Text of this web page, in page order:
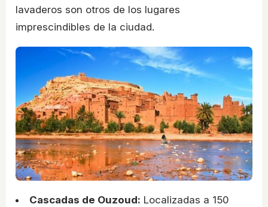
lavaderos son otros de los lugares
imprescindibles de la ciudad.
Cascadas de Ouzoud: Localizadas a 150